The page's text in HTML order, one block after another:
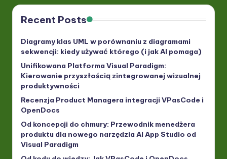
Recent Posts
Diagramy klas UML w porównaniu z diagramami
sekwencji: kiedy używać którego (i jak AI pomaga)
Unifikowana Platforma Visual Paradigm:
Kierowanie przyszłością zintegrowanej wizualnej
produktywności
Recenzja Product Managera integracji VPasCode i
OpenDocs
Od koncepcji do chmury: Przewodnik menedżera
produktu dla nowego narzędzia AI App Studio od
Visual Paradigm